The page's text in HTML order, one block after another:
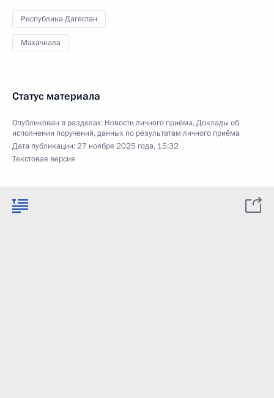
Республика Дагестан
Махачкала
Статус материала
Опубликован в разделах: Новости личного приёма,Доклады об
исполнении поручений, данных по результатам личного приёма
Дата публикации:27 ноября 2025 года, 15:32
Текстовая версия